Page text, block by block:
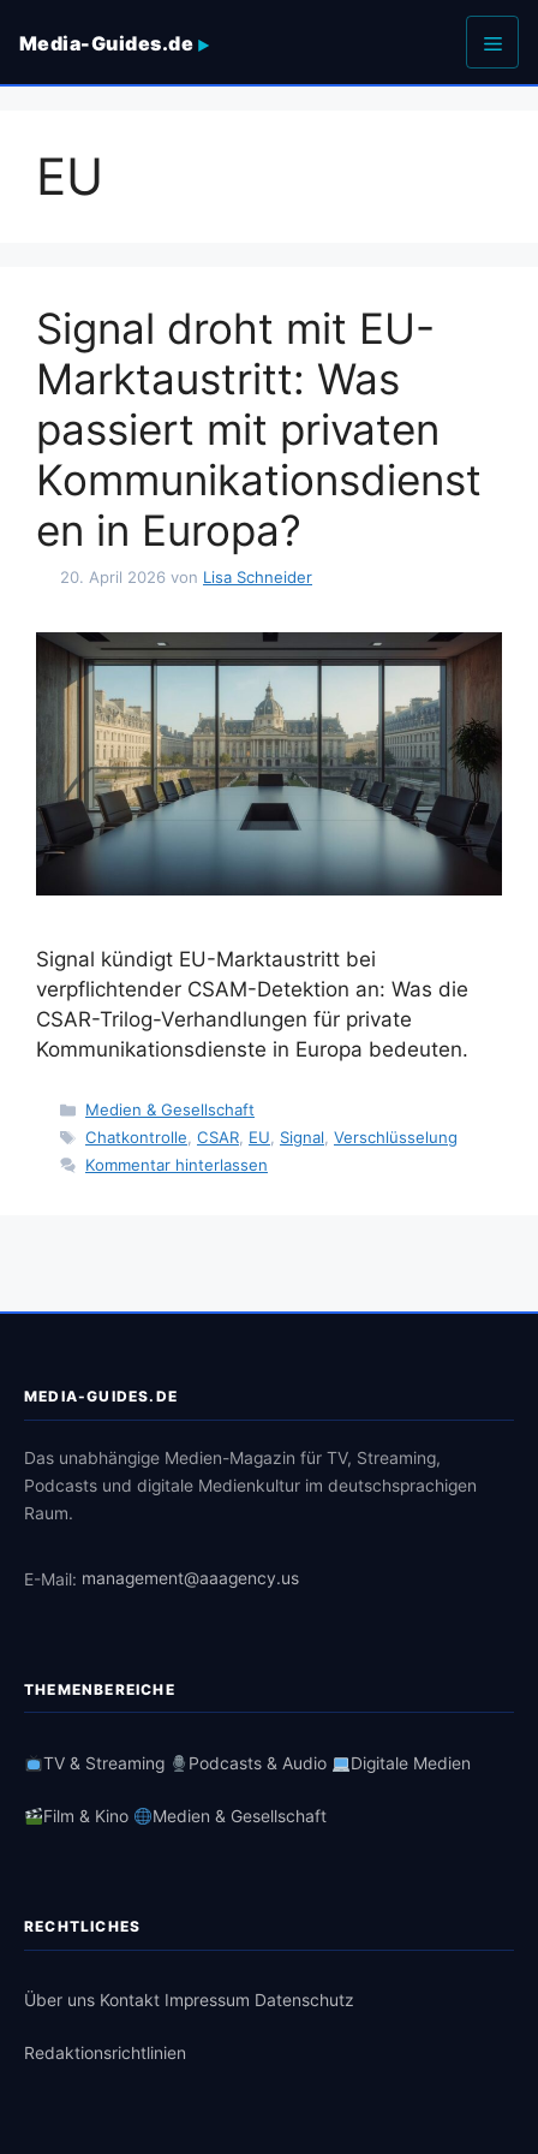
Inhalt
Media-Guides.de
Menü
EU
Signal droht mit EU-
Marktaustritt: Was
passiert mit privaten
Kommunikationsdienst
en in Europa?
20. April 2026 von Lisa Schneider
Signal kündigt EU-Marktaustritt bei
verpflichtender CSAM-Detektion an: Was die
CSAR-Trilog-Verhandlungen für private
Kommunikationsdienste in Europa bedeuten.
Kategorien
Medien & Gesellschaft
Schlagwörter
Chatkontrolle, CSAR, EU, Signal, Verschlüsselung
Kommentar hinterlassen
MEDIA-GUIDES.DE
Das unabhängige Medien-Magazin für TV, Streaming,
Podcasts und digitale Medienkultur im deutschsprachigen
Raum.
E-Mail: management@aaagency.us
THEMENBEREICHE
TV & Streaming Podcasts & Audio Digitale Medien
Film & Kino Medien & Gesellschaft
RECHTLICHES
Über uns Kontakt Impressum Datenschutz
Redaktionsrichtlinien